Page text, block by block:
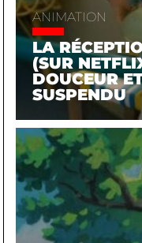
ANIMATION
LA
(SUR
DOUCEUR
SUSPENDU